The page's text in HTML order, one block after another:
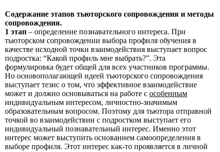
Содержание этапов тьюторского сопровождения и методы
сопровождения.
1 этап – определение познавательного интереса. При
тьюторском сопровождении выбора профиля обучения в
качестве исходной точки взаимодействия выступает вопрос
подростка: “Какой профиль мне выбрать?”. Эта
формулировка будет общей для всех участников программы.
Но основополагающей идеей тьюторского сопровождения
выступает тезис о том, что эффективное взаимодействие
может и должно основываться на работе с особенным
индивидуальным интересом, личностно-значимым
образовательным вопросом. Поэтому для тьютора отправной
точкой во взаимодействии с подростком выступает его
индивидуальный познавательный интерес. Именно этот
интерес может выступить основанием самоопределения в
выборе профиля. Этот интерес как-то проявляется в личной